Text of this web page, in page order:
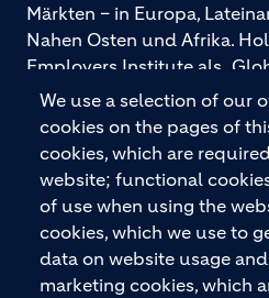
We use a selection of our
cookies on the pages of
cookies, which are
website; functional
of use when using the
cookies, which we use to
data on website usage
marketing cookies, which
Märkten – in Europa,
Nahen Osten und Afrika.
Employers Institute als
2026“ ausgezeichnet.
Baustoffe und integrierte
gesamten Bauprozess –
Boden bis zu Wänden und
Premiummarken wie
ECOCycle und Ytong.